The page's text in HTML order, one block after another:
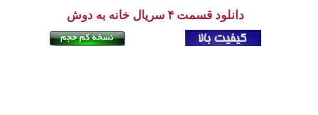
دانلود قسمت ۴ سریال خانه به دوش